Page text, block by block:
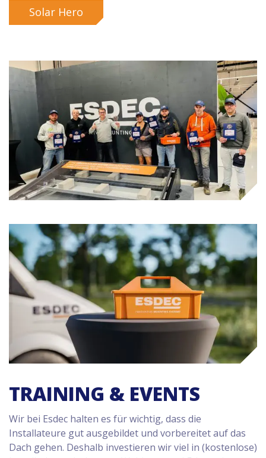
Solar Hero
TRAINING & EVENTS
Wir bei Esdec halten es für wichtig, dass die
Installateure gut ausgebildet und vorbereitet auf das
Dach gehen. Deshalb investieren wir viel in (kostenlose)